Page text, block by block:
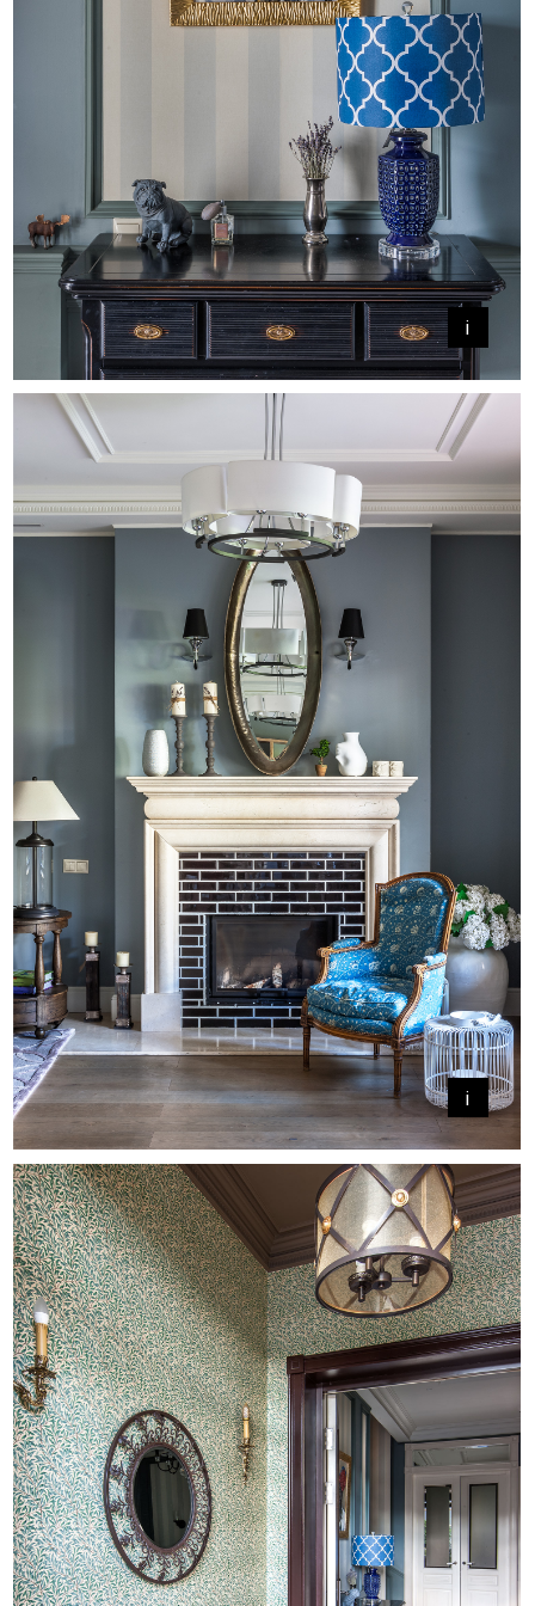
+
i
Производство «деревянных»
панелей в холле и на лестнице
стало самой сложной задачей —
они изготовлены
из гипсокартона, окрашенного
в несколько слоев. Несмотря
на сложности, заказчики всегда
были готовы к небольшим
шуткам, провокациям. Они
оценили и мух на ковре
в кабинете, и портрет Сезарии
Эворы над консолью в холле,
и разные стулья вокруг
обеденного стола.
+
i